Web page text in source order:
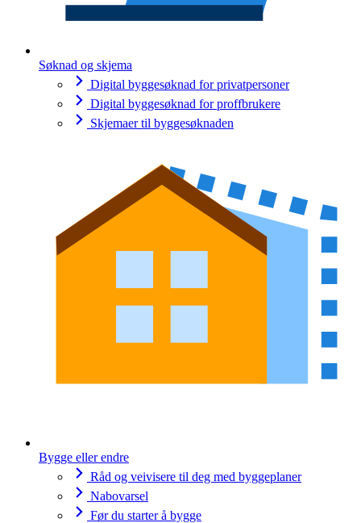
Søknad og skjema
Digital byggesøknad for privatpersoner
Digital byggesøknad for proffbrukere
Skjemaer til byggesøknaden
Bygge eller endre
Råd og veivisere til deg med byggeplaner
Nabovarsel
Før du starter å bygge